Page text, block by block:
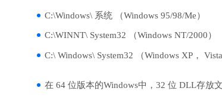
C:\Windows\ 系统 （Windows 95/98/Me）
C:\WINNT\ System32 （Windows NT/2000）
C:\ Windows\ System32 （Windows XP，
在 64 位版本的Windows中，32 位 DLL存放